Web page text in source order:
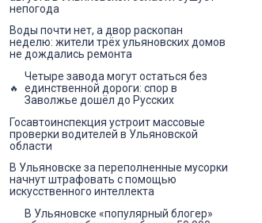
непогода
Воды почти нет, а двор раскопан
неделю: жители трёх ульяновских домов
не дождались ремонта
Четыре завода могут остаться без
единственной дороги: спор в
Заволжье дошёл до Русских
Госавтоинспекция устроит массовые
проверки водителей в Ульяновской
области
В Ульяновске за переполненные мусорки
начнут штрафовать с помощью
искусственного интеллекта
В Ульяновске «популярный блогер»